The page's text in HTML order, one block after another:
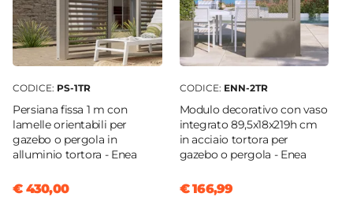
Altezza
218 cm
Caratteristiche
Enea
Colore
Antracite
Fissaggio
CODICE: PS-1TR
Persiana fissa 1 m con
lamelle orientabili per
gazebo o pergola in
alluminio tortora - Enea
€ 430,00
CODICE: ENN-2TR
Modulo decorativo con vaso
integrato 89,5x18x219h cm
in acciaio tortora per
gazebo o pergola - Enea
€ 166,99